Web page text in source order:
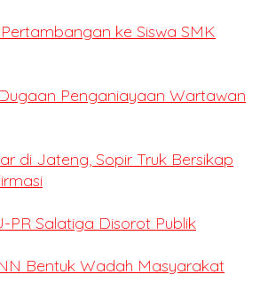
ke Siswa SMK
Penganiayaan Wartawan
di Jateng, Sopir Truk Bersikap
PR Salatiga Disorot Publik
Bentuk Wadah Masyarakat